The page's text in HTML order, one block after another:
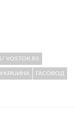
VOSTOK.RS
УКРАЈИНА ГАСОВОД